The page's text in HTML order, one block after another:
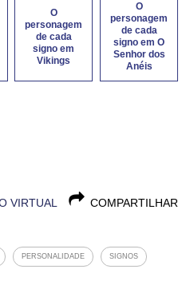
O
personagem
de cada
signo em
Vikings
O
personagem
de cada
signo em O
Senhor dos
Anéis
COMPARTILHAR
VIRTUAL
PERSONALIDADE SIGNOS